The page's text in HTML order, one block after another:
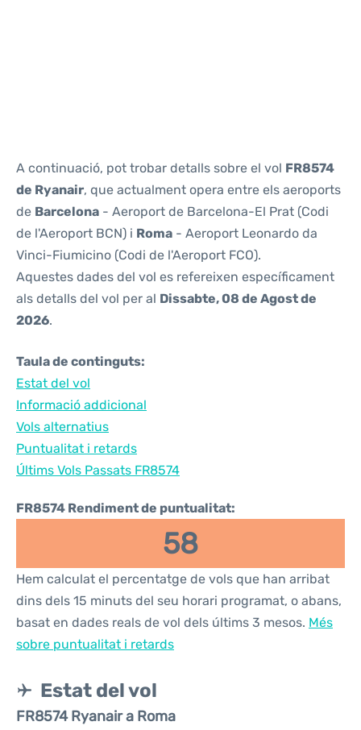
A continuació, pot trobar detalls sobre el vol FR8574
de Ryanair, que actualment opera entre els aeroports
de Barcelona - Aeroport de Barcelona-El Prat (Codi
de l'Aeroport BCN) i Roma - Aeroport Leonardo da
Vinci-Fiumicino (Codi de l'Aeroport FCO).
Aquestes dades del vol es refereixen específicament
als detalls del vol per al Dissabte, 08 de Agost de
2026.
Taula de continguts:
Estat del vol
Informació addicional
Vols alternatius
Puntualitat i retards
Últims Vols Passats FR8574
FR8574 Rendiment de puntualitat:
58
Hem calculat el percentatge de vols que han arribat
dins dels 15 minuts del seu horari programat, o abans,
basat en dades reals de vol dels últims 3 mesos. Més
sobre puntualitat i retards
Estat del vol
FR8574 Ryanair a Roma